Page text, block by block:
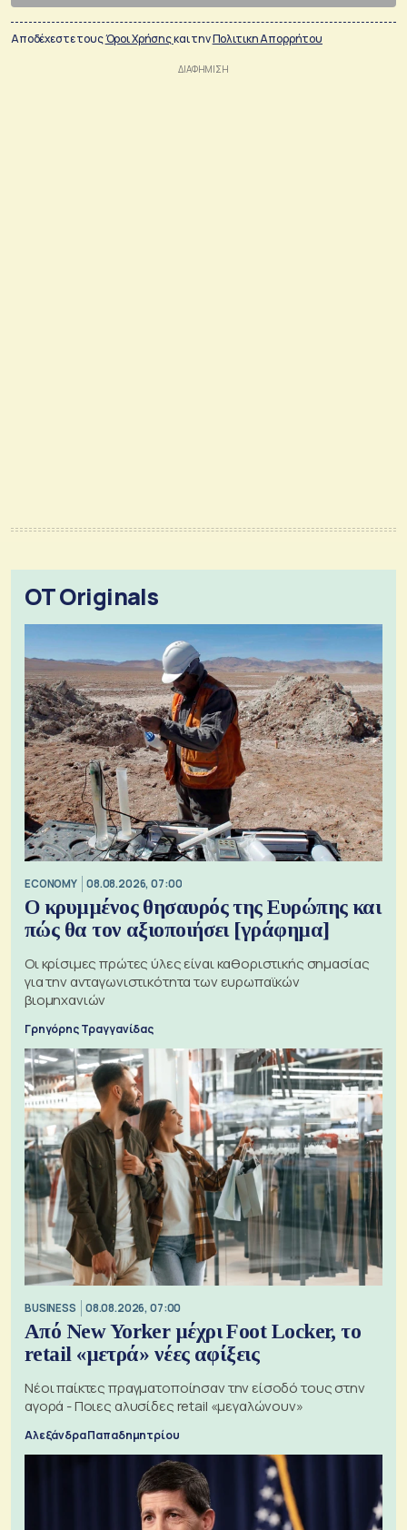
Αποδέχεστε τουςΌροι Χρήσηςκαι τηνΠολιτικη Απορρήτου
OT Originals
ECONOMY 08.08.2026, 07:00
Ο κρυμμένος θησαυρός της Ευρώπης και
πώς θα τον αξιοποιήσει [γράφημα]
Οι κρίσιμες πρώτες ύλες είναι καθοριστικής σημασίας
για την ανταγωνιστικότητα των ευρωπαϊκών
βιομηχανιών
Γρηγόρης Τραγγανίδας
BUSINESS 08.08.2026, 07:00
Από New Yorker μέχρι Foot Locker, το
retail «μετρά» νέες αφίξεις
Νέοι παίκτες πραγματοποίησαν την είσοδό τους στην
αγορά - Ποιες αλυσίδες retail «μεγαλώνουν»
Αλεξάνδρα Παπαδημητρίου